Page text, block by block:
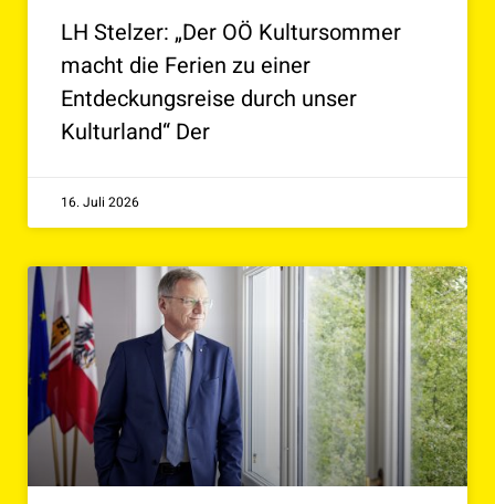
LH Stelzer: „Der OÖ Kultursommer
macht die Ferien zu einer
Entdeckungsreise durch unser
Kulturland“ Der
16. Juli 2026